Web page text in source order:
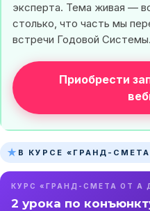
эксперта. Тема живая —
столько, что часть мы
встречи Годовой Системы.
Приобрести
★ В КУРСЕ «ГРАНД-
КУРС «ГРАНД-СМЕТА ОТ А
2 урока по